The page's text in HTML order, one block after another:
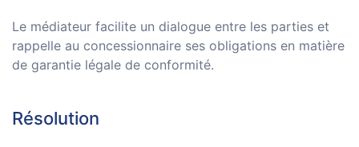
Le médiateur facilite un dialogue entre les parties et
rappelle au concessionnaire ses obligations en matière
de garantie légale de conformité.
Résolution